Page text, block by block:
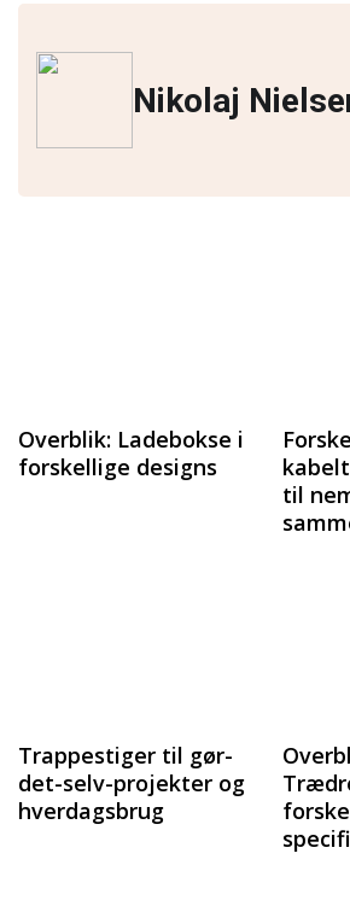
Nikolaj
Overblik: Ladebokse i
forskellige designs
til
Trappestiger til gør-
det-selv-projekter og
hverdagsbrug